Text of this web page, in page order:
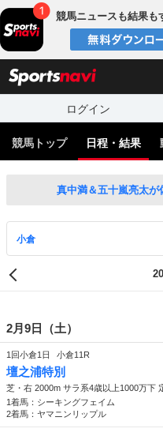
競馬ニュースも結果も
ログイン
競馬トップ 日程・結果
真中満＆五十嵐亮太が
2月9日（土）
1回小倉1日 小倉11R
壇之浦特別
芝・右 2000m サラ系4歳以上1000万下
1着馬：シーキングフェイム
2着馬：ヤマニンリップル